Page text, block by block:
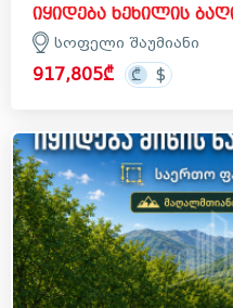
სოფელი შაუმიანი
917,805₾